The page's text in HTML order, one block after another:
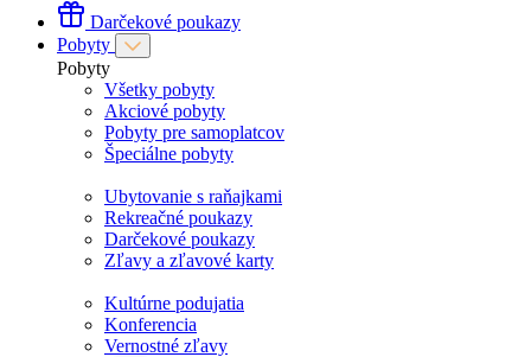
Darčekové poukazy
Pobyty
Pobyty
Všetky pobyty
Akciové pobyty
Pobyty pre samoplatcov
Špeciálne pobyty
Ubytovanie s raňajkami
Rekreačné poukazy
Darčekové poukazy
Zľavy a zľavové karty
Kultúrne podujatia
Konferencia
Vernostné zľavy